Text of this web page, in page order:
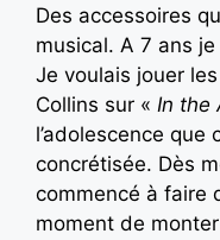
Des accessoires
musical. A 7 ans
Je voulais jouer
Collins sur « In the
l’adolescence que
concrétisée. Dès
commencé à faire
moment de